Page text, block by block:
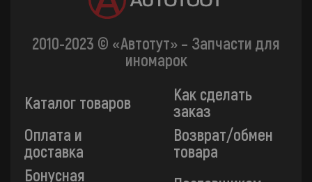
2010-2023 © «Автотут» – Запчасти для
иномарок
Каталог товаров
Как сделать
заказ
Оплата и
доставка
Возврат/обмен
товара
Бонусная